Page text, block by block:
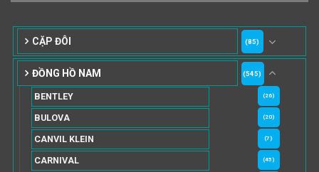
CẶP ĐÔI (85)
ĐỒNG HỒ NAM (545)
BENTLEY (26)
BULOVA (20)
CANVIL KLEIN (7)
CARNIVAL (45)